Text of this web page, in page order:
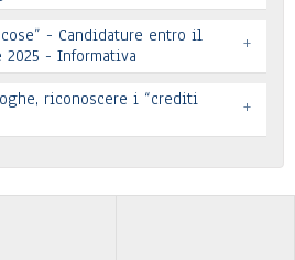
- Candidature entro il
2025 - Informativa
+
- Candidature
riconoscere i “crediti
+